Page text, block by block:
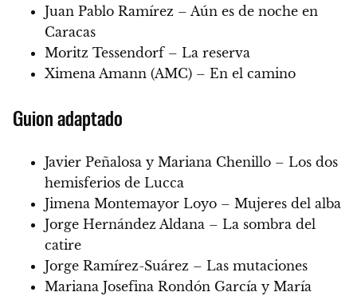
Juan Pablo Ramírez – Aún es de noche en
Caracas
Moritz Tessendorf – La reserva
Ximena Amann (AMC) – En el camino
Guion adaptado
Javier Peñalosa y Mariana Chenillo – Los dos
hemisferios de Lucca
Jimena Montemayor Loyo – Mujeres del alba
Jorge Hernández Aldana – La sombra del
catire
Jorge Ramírez-Suárez – Las mutaciones
Mariana Josefina Rondón García y María